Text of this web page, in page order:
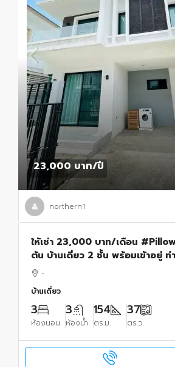
23,000 บาท/ปี
northern1
ให้เช่า 23,000 บาท/เดือน
ตัน บ้านเดี่ยว 2 ชั้น พร้อมเข้าอยู่ ท
เดินทางสะดวก พร้อมเข้าอยู่
-
บ้านเดี่ยว
3
ห้องนอน
3
ห้องน้ำ
154
ตร.ม.
37
ตร.ว.